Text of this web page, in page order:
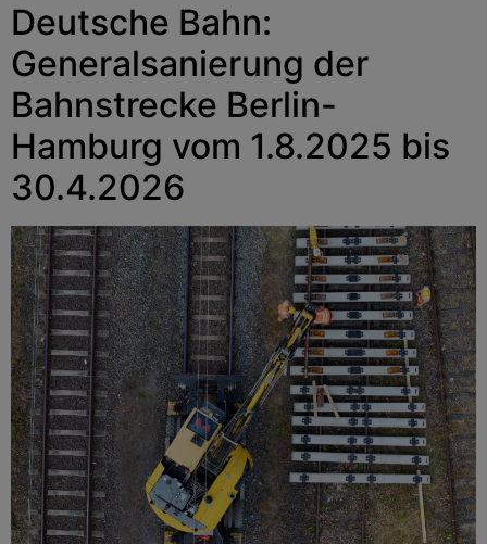
Deutsche Bahn:
Generalsanierung der
Bahnstrecke Berlin-
Hamburg vom 1.8.2025 bis
30.4.2026